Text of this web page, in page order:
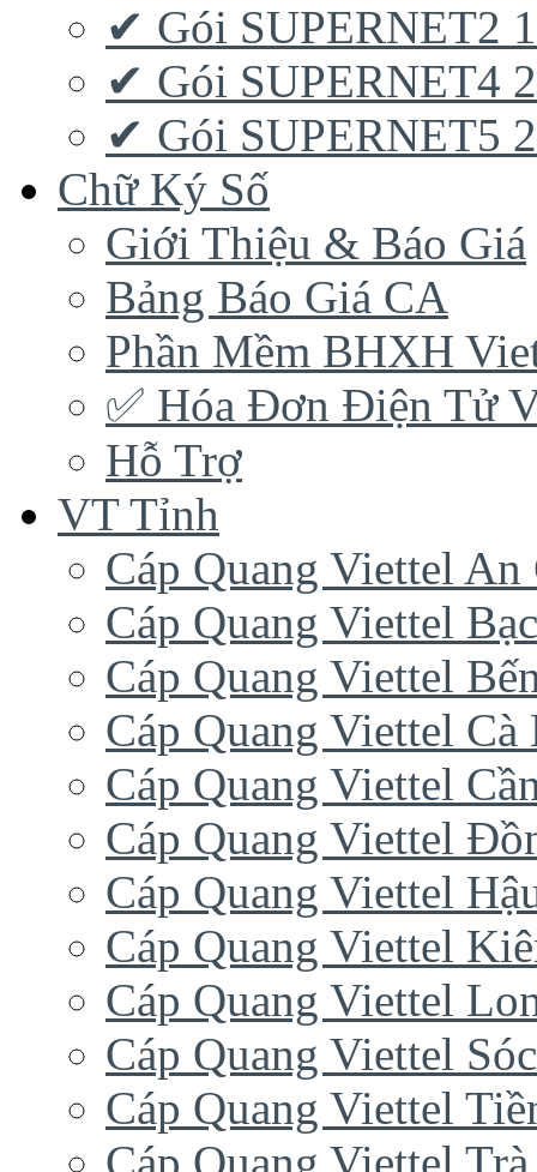
✔ Gói SUPERNET2
✔ Gói SUPERNET4
✔ Gói SUPERNET5
Chữ Ký Số
Giới Thiệu & Báo Giá
Bảng Báo Giá CA
Phần Mềm BHXH
✅‎ Hóa Đơn Điện Tử
Hỗ Trợ
VT Tỉnh
Cáp Quang Viettel An
Cáp Quang Viettel
Cáp Quang Viettel
Cáp Quang Viettel Cà
Cáp Quang Viettel
Cáp Quang Viettel
Cáp Quang Viettel
Cáp Quang Viettel
Cáp Quang Viettel
Cáp Quang Viettel
Cáp Quang Viettel